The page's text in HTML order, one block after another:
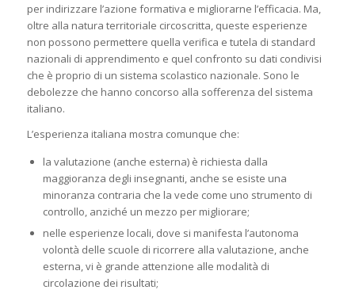
per indirizzare l’azione formativa e migliorarne l’efficacia. Ma,
oltre alla natura territoriale circoscritta, queste esperienze
non possono permettere quella verifica e tutela di standard
nazionali di apprendimento e quel confronto su dati condivisi
che è proprio di un sistema scolastico nazionale. Sono le
debolezze che hanno concorso alla sofferenza del sistema
italiano.
L’esperienza italiana mostra comunque che:
la valutazione (anche esterna) è richiesta dalla
maggioranza degli insegnanti, anche se esiste una
minoranza contraria che la vede come uno strumento di
controllo, anziché un mezzo per migliorare;
nelle esperienze locali, dove si manifesta l’autonoma
volontà delle scuole di ricorrere alla valutazione, anche
esterna, vi è grande attenzione alle modalità di
circolazione dei risultati;